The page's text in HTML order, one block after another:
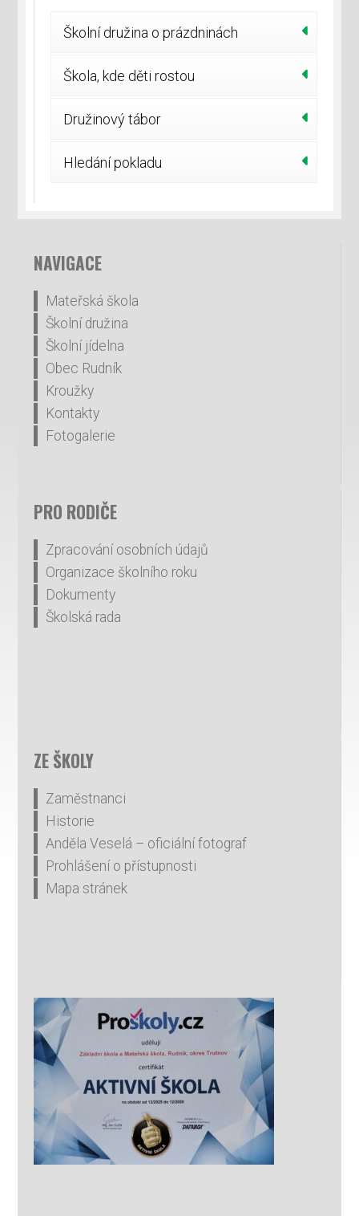
Školní družina o prázdninách
Škola, kde děti rostou
Družinový tábor
Hledání pokladu
NAVIGACE
Mateřská škola
Školní družina
Školní jídelna
Obec Rudník
Kroužky
Kontakty
Fotogalerie
PRO RODIČE
Zpracování osobních údajů
Organizace školního roku
Dokumenty
Školská rada
ZE ŠKOLY
Zaměstnanci
Historie
Anděla Veselá – oficiální fotograf
Prohlášení o přístupnosti
Mapa stránek